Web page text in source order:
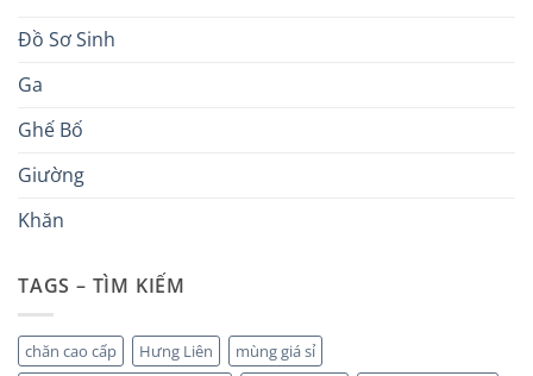
Đồ Sơ Sinh
Ga
Ghế Bố
Giường
Khăn
TAGS – TÌM KIẾM
chăn cao cấp Hưng Liên
mùng giá sỉ